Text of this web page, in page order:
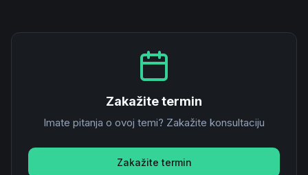
Zakažite termin
Imate pitanja o ovoj temi? Zakažite konsultaciju
Zakažite termin